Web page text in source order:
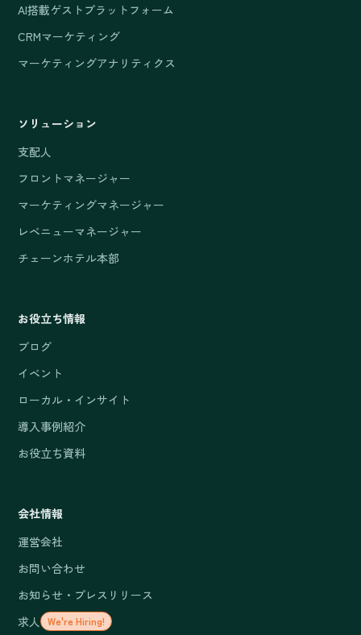
AI搭載ゲストプラットフォーム
CRMマーケティング
マーケティングアナリティクス
ソリューション
支配人
フロントマネージャー
マーケティングマネージャー
レベニューマネージャー
チェーンホテル本部
お役立ち情報
ブログ
イベント
ローカル・インサイト
導入事例紹介
お役立ち資料
会社情報
運営会社
お問い合わせ
お知らせ・プレスリリース
求人 We're Hiring!